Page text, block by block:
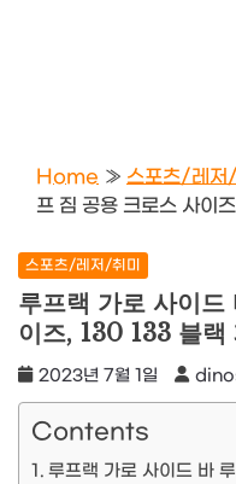
Home » 스포츠/레저/
프 짐 공용 크로스 사이
스포츠/레저/취미
루프랙 가로 사이
이즈, 130 133 블랙
2023년 7월 1일
Contents
루프랙 가로 사이드 바